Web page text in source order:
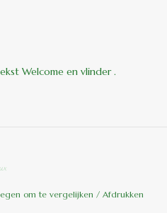
Welcome en vlinder .
iets afwijken .
om te vergelijken / Afdrukken